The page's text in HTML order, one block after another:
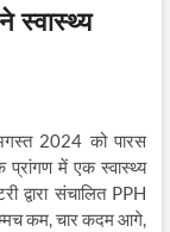
स्वास्थ्य
2024 को पारस
में एक स्वास्थ्य
द्वारा संचालित PPH
कम, चार कदम आगे,